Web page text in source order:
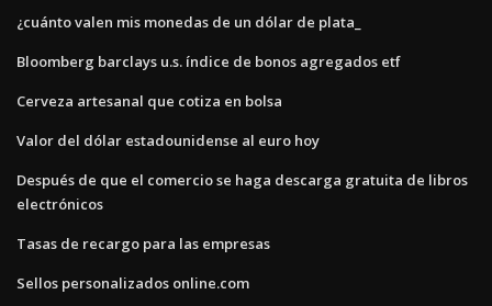
¿cuánto valen mis monedas de un dólar de plata_
Bloomberg barclays u.s. índice de bonos agregados etf
Cerveza artesanal que cotiza en bolsa
Valor del dólar estadounidense al euro hoy
Después de que el comercio se haga descarga gratuita de libros
electrónicos
Tasas de recargo para las empresas
Sellos personalizados online.com